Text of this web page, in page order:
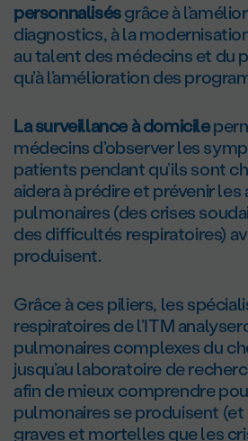
personnalisésgrâce à
diagnostics, à la
au talent des médecins et du
qu’à l’amélioration des
La surveillance à domicile
médecins d’observer les
patients pendant qu’ils sont
aidera à prédire et prévenir
pulmonaires (des crises
des difficultés respiratoires)
produisent.
Grâce à ces piliers, les
respiratoires de l’ITM
pulmonaires complexes du
jusqu’au laboratoire de
afin de mieux comprendre
pulmonaires se produisent
graves et mortelles que les